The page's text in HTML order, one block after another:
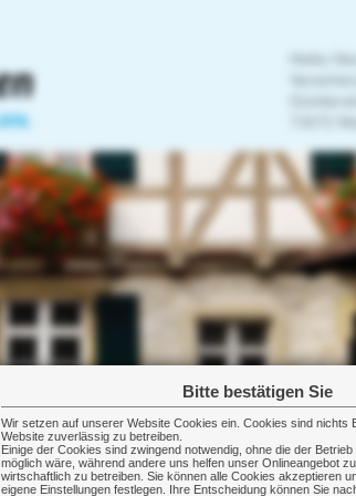
Bitte bestätigen Sie
Wir setzen auf unserer Website Cookies ein. Cookies sind nichts
Website zuverlässig zu betreiben.
Einige der Cookies sind zwingend notwendig, ohne die der
möglich wäre, während andere uns helfen unser Onlineangebot
wirtschaftlich zu betreiben. Sie können alle Cookies akzeptieren
eigene Einstellungen festlegen. Ihre Entscheidung können Sie